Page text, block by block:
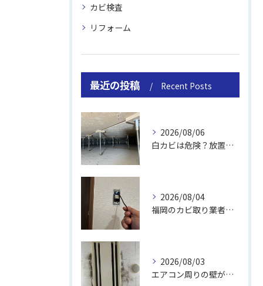
カビ検査
リフォーム
最近の投稿 Recent Posts
2026/08/06
白カビは危険？放置のリスクと取り方
2026/08/04
福岡のカビ取り業者おすすめの選び方と費用
2026/08/03
エアコン周りの壁が結露しやすい理由